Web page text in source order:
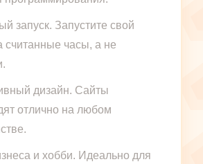
запуск. Запустите свой
считанные часы, а не
дизайн. Сайты
отлично на любом
и хобби. Идеально для